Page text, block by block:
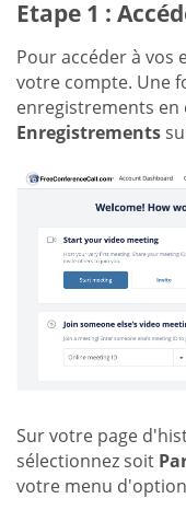
Etape 1 :
Pour accéder à vos
votre compte. Une
enregistrements
Enregistrements
Sur votre page
sélectionnez soit
votre menu